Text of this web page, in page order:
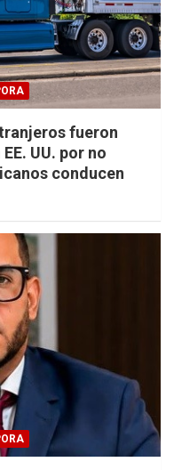
fueron
UU. por no
conducen